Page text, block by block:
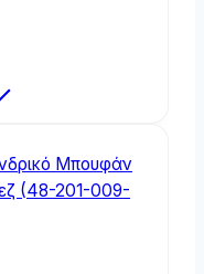
multiple
variants.